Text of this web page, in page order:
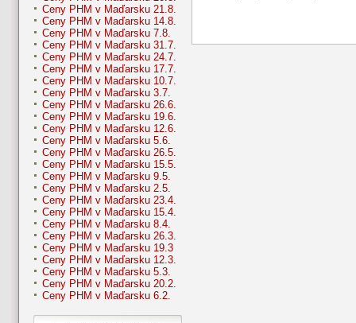
Ceny PHM v Maďarsku 21.8.
Ceny PHM v Maďarsku 14.8.
Ceny PHM v Maďarsku 7.8.
Ceny PHM v Maďarsku 31.7.
Ceny PHM v Maďarsku 24.7.
Ceny PHM v Maďarsku 17.7.
Ceny PHM v Maďarsku 10.7.
Ceny PHM v Maďarsku 3.7.
Ceny PHM v Maďarsku 26.6.
Ceny PHM v Maďarsku 19.6.
Ceny PHM v Maďarsku 12.6.
Ceny PHM v Maďarsku 5.6.
Ceny PHM v Maďarsku 26.5.
Ceny PHM v Maďarsku 15.5.
Ceny PHM v Maďarsku 9.5.
Ceny PHM v Maďarsku 2.5.
Ceny PHM v Maďarsku 23.4.
Ceny PHM v Maďarsku 15.4.
Ceny PHM v Maďarsku 8.4.
Ceny PHM v Maďarsku 26.3.
Ceny PHM v Maďarsku 19.3
Ceny PHM v Maďarsku 12.3.
Ceny PHM v Maďarsku 5.3.
Ceny PHM v Maďarsku 20.2.
Ceny PHM v Maďarsku 6.2.